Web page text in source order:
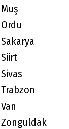
Muş
Ordu
Sakarya
Siirt
Sivas
Trabzon
Van
Zonguldak